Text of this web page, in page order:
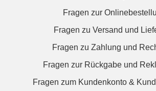
Fragen zur
Fragen zu Versand und
Fragen zu Zahlung und
Fragen zur Rückgabe und
Fragen zum Kundenkonto &